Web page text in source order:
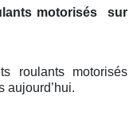
motorisés
sur
roulants motorisés
aujourd’hui.